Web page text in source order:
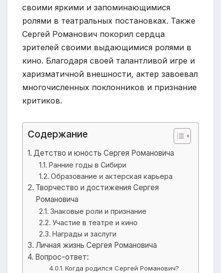
своими яркими и запоминающимися
ролями в театральных постановках. Также
Сергей Романович покорил сердца
зрителей своими выдающимися ролями в
кино. Благодаря своей талантливой игре и
харизматичной внешности, актер завоевал
многочисленных поклонников и признание
критиков.
Содержание
Детство и юность Сергея Романовича
Ранние годы в Сибири
Образование и актерская карьера
Творчество и достижения Сергея
Романовича
Знаковые роли и признание
Участие в театре и кино
Награды и заслуги
Личная жизнь Сергея Романовича
Вопрос-ответ:
Когда родился Сергей Романович?